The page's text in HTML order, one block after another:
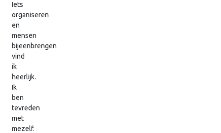
Iets
organiseren
en
mensen
bijeenbrengen
vind
ik
heerlijk.
Ik
ben
tevreden
met
mezelf.